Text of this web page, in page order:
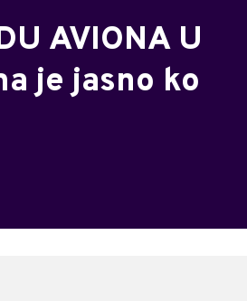
AVIONA U
je jasno ko